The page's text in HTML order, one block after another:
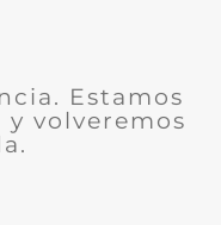
Estamos
volveremos